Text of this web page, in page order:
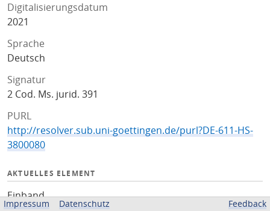
Digitalisierungsdatum
2021
Sprache
Deutsch
Signatur
2 Cod. Ms. jurid. 391
PURL
http://resolver.sub.uni-goettingen.de/purl?DE-611-HS-
3800080
AKTUELLES ELEMENT
Einband
Impressum Datenschutz Feedback